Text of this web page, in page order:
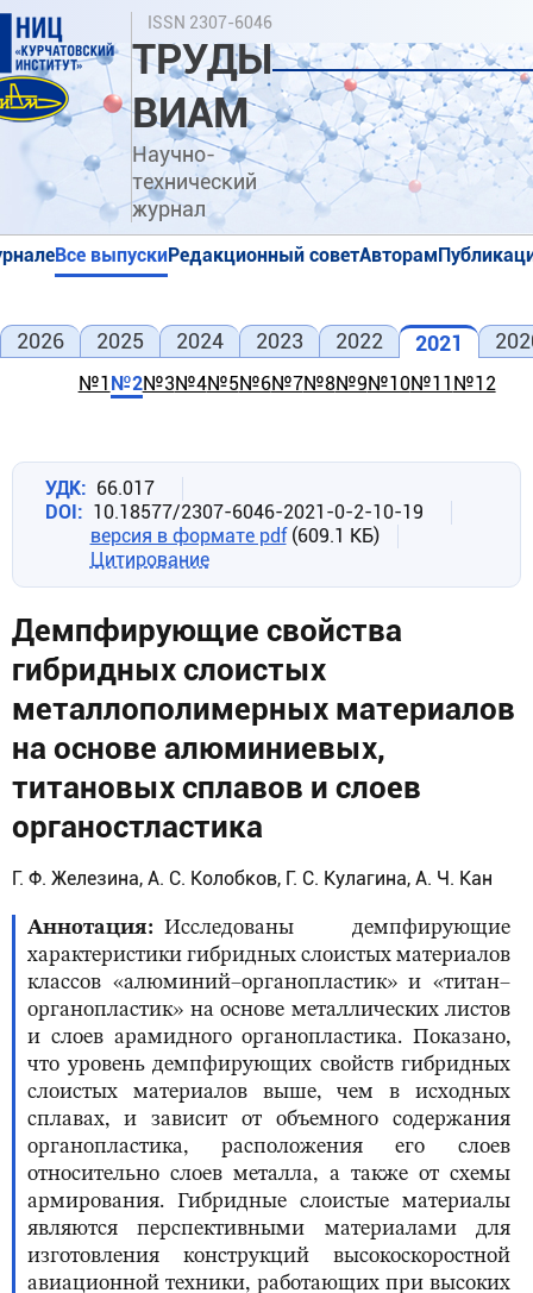
Перейти
основному
содержанию
ISSN 2307-6046
ТРУДЫ
ВИАМ
Научно-
технический
журнал
Поиск
Все выпускиРедакционный советАвторам
2026 2025 2024 2023 2022 2021
№1 №2№3№4№5№6№7№8№9№10№11 №12
УДК
66.017
DOI
10.18577/2307-6046-2021-0-2-10-19
версия в формате pdf (609.1 КБ)
Цитирование
Демпфирующие свойства
гибридных слоистых
металлополимерных материалов
на основе алюминиевых,
титановых сплавов и слоев
органостластика
Г. Ф. Железина, А. С. Колобков, Г. С. Кулагина, А. Ч. Кан
Аннотация
Исследованы демпфирующие
характеристики гибридных слоистых материалов
классов «алюминий–органопластик» и «титан–
органопластик» на основе металлических листов
и слоев арамидного органопластика. Показано,
что уровень демпфирующих свойств гибридных
слоистых материалов выше, чем в исходных
сплавах, и зависит от объемного содержания
органопластика, расположения его слоев
относительно слоев металла, а также от схемы
армирования. Гибридные слоистые материалы
являются перспективными материалами для
изготовления конструкций высокоскоростной
авиационной техники, работающих при высоких